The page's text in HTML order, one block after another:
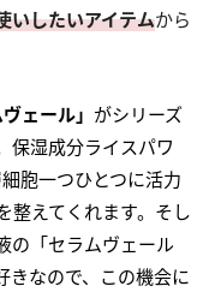
いしたいアイテムから
ェール」 がシリーズ
保湿成分ライスパワ
胞一つひとつに活力
整えてくれます。そし
「セラムヴェール
きなので、この機会に